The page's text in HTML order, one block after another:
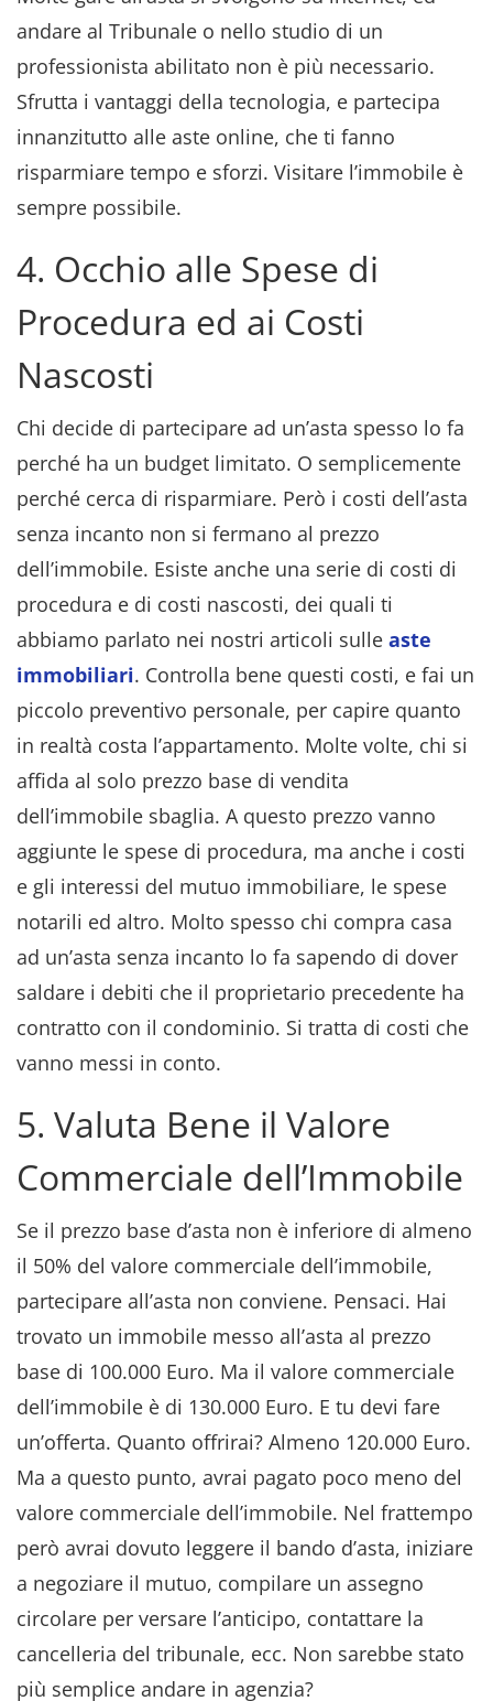
andare al Tribunale o nello studio di un
professionista abilitato non è più necessario.
Sfrutta i vantaggi della tecnologia, e partecipa
innanzitutto alle aste online, che ti fanno
risparmiare tempo e sforzi. Visitare l’immobile è
sempre possibile.
4. Occhio alle Spese di
Procedura ed ai Costi
Nascosti
Chi decide di partecipare ad un’asta spesso lo fa
perché ha un budget limitato. O semplicemente
perché cerca di risparmiare. Però i costi dell’asta
senza incanto non si fermano al prezzo
dell’immobile. Esiste anche una serie di costi di
procedura e di costi nascosti, dei quali ti
abbiamo parlato nei nostri articoli sulle aste
immobiliari. Controlla bene questi costi, e fai un
piccolo preventivo personale, per capire quanto
in realtà costa l’appartamento. Molte volte, chi si
affida al solo prezzo base di vendita
dell’immobile sbaglia. A questo prezzo vanno
aggiunte le spese di procedura, ma anche i costi
e gli interessi del mutuo immobiliare, le spese
notarili ed altro. Molto spesso chi compra casa
ad un’asta senza incanto lo fa sapendo di dover
saldare i debiti che il proprietario precedente ha
contratto con il condominio. Si tratta di costi che
vanno messi in conto.
5. Valuta Bene il Valore
Commerciale dell’Immobile
Se il prezzo base d’asta non è inferiore di almeno
il 50% del valore commerciale dell’immobile,
partecipare all’asta non conviene. Pensaci. Hai
trovato un immobile messo all’asta al prezzo
base di 100.000 Euro. Ma il valore commerciale
dell’immobile è di 130.000 Euro. E tu devi fare
un’offerta. Quanto offrirai? Almeno 120.000 Euro.
Ma a questo punto, avrai pagato poco meno del
valore commerciale dell’immobile. Nel frattempo
però avrai dovuto leggere il bando d’asta, iniziare
a negoziare il mutuo, compilare un assegno
circolare per versare l’anticipo, contattare la
cancelleria del tribunale, ecc. Non sarebbe stato
più semplice andare in agenzia?